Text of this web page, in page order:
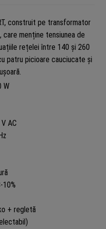
construit pe transformator
menține tensiunea de
rețelei între 140 și 260
patru picioare cauciucate și
W
AC
+ regletă